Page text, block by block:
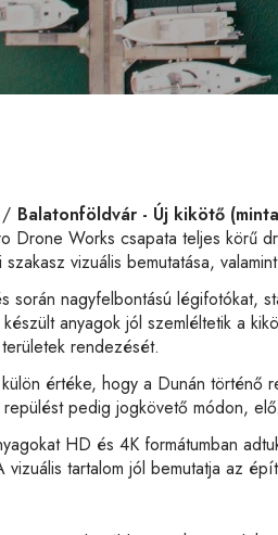
Balatonföldvár - Új kikötő
Drone Works csapata teljes körű
vizuális bemutatása,
során nagyfelbontású légifotókat,
anyagok jól szemléltetik a
rendezését.
értéke, hogy a Dunán történő
pedig jogkövető módon,
HD és 4K formátumban
vizuális tartalom jól bemutatja az